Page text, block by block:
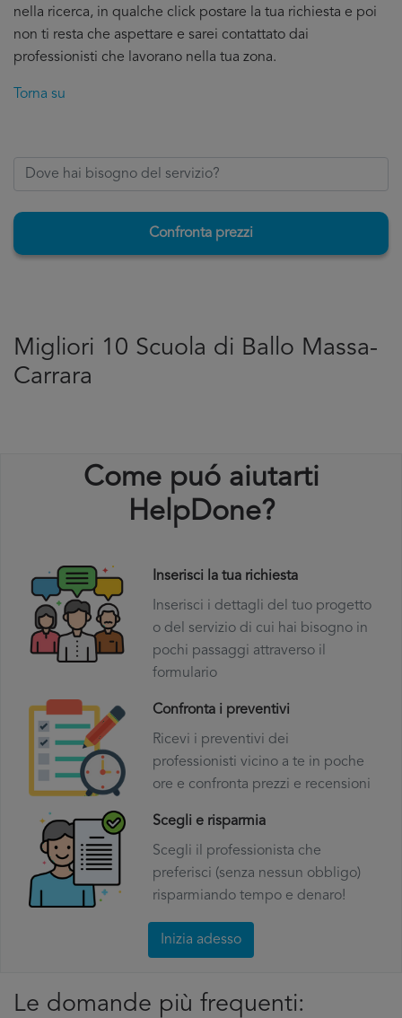
nella ricerca, in qualche click postare la tua richiesta e poi
non ti resta che aspettare e sarei contattato dai
professionisti che lavorano nella tua zona.
Torna su
Confronta prezzi
Migliori 10 Scuola di Ballo Massa-
Carrara
Come puó aiutarti
HelpDone?
Inserisci la tua richiesta
Inserisci i dettagli del tuo progetto
o del servizio di cui hai bisogno in
pochi passaggi attraverso il
formulario
Confronta i preventivi
Ricevi i preventivi dei
professionisti vicino a te in poche
ore e confronta prezzi e recensioni
Scegli e risparmia
Scegli il professionista che
preferisci (senza nessun obbligo)
risparmiando tempo e denaro!
Inizia adesso
Le domande più frequenti: